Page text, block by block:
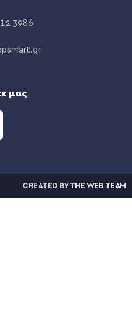
3986
μας
CREATED BYTHE WEB TEAM